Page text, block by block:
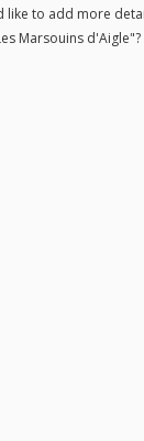
like to add more
Marsouins d'Aigle"?